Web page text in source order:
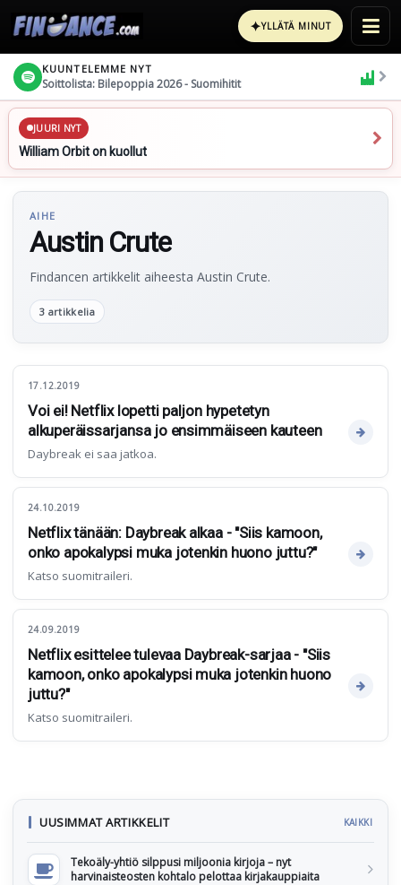
✦YLLÄTÄ MINUT
KUUNTELEMME NYT
Soittolista: Bilepoppia 2026 - Suomihitit
JUURI NYT
William Orbit on kuollut
AIHE
Austin Crute
Findancen artikkelit aiheesta Austin Crute.
3 artikkelia
17.12.2019
Voi ei! Netflix lopetti paljon hypetetyn
alkuperäissarjansa jo ensimmäiseen kauteen
Daybreak ei saa jatkoa.
24.10.2019
Netflix tänään: Daybreak alkaa - "Siis kamoon,
onko apokalypsi muka jotenkin huono juttu?"
Katso suomitraileri.
24.09.2019
Netflix esittelee tulevaa Daybreak-sarjaa - "Siis
kamoon, onko apokalypsi muka jotenkin huono
juttu?"
Katso suomitraileri.
UUSIMMAT ARTIKKELIT KAIKKI
Tekoäly-yhtiö silppusi miljoonia kirjoja – nyt
harvinaisteosten kohtalo pelottaa kirjakauppiaita